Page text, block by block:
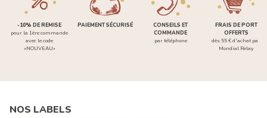
-10% DE REMISE
pour la 1ère commande
avec le code
«NOUVEAU»
PAIEMENT SÉCURISÉ
CONSEILS ET
COMMANDE
par téléphone
FRAIS DE PORT
OFFERTS
dès 55 € d'achat par
Mondial Relay
NOS LABELS